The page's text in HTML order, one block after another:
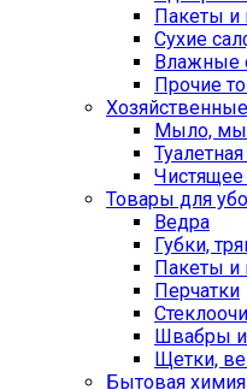
Пакеты
Сухие
Влажные
Прочие
Мыло,
Чистящее
Товары для
Ведра
Губки,
Пакеты
Перчатки
Швабры
Щетки,
Бытовая химия